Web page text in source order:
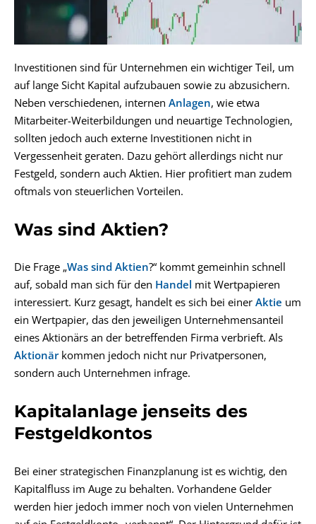
Investitionen sind für Unternehmen ein wichtiger Teil, um
auf lange Sicht Kapital aufzubauen sowie zu abzusichern.
Neben verschiedenen, internen Anlagen, wie etwa
Mitarbeiter-Weiterbildungen und neuartige Technologien,
sollten jedoch auch externe Investitionen nicht in
Vergessenheit geraten. Dazu gehört allerdings nicht nur
Festgeld, sondern auch Aktien. Hier profitiert man zudem
oftmals von steuerlichen Vorteilen.
Was sind Aktien?
Die Frage „Was sind Aktien?“ kommt gemeinhin schnell
auf, sobald man sich für den Handel mit Wertpapieren
interessiert. Kurz gesagt, handelt es sich bei einer Aktie um
ein Wertpapier, das den jeweiligen Unternehmensanteil
eines Aktionärs an der betreffenden Firma verbrieft. Als
Aktionärkommen jedoch nicht nur Privatpersonen,
sondern auch Unternehmen infrage.
Kapitalanlage jenseits des
Festgeldkontos
Bei einer strategischen Finanzplanung ist es wichtig, den
Kapitalfluss im Auge zu behalten. Vorhandene Gelder
werden hier jedoch immer noch von vielen Unternehmen